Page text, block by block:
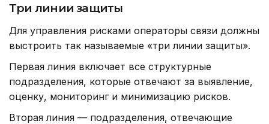
Три линии защиты
Для управления рисками операторы связи должны
выстроить так называемые «три линии защиты».
Первая линия включает все структурные
подразделения, которые отвечают за выявление,
оценку, мониторинг и минимизацию рисков.
Вторая линия — подразделения, отвечающие